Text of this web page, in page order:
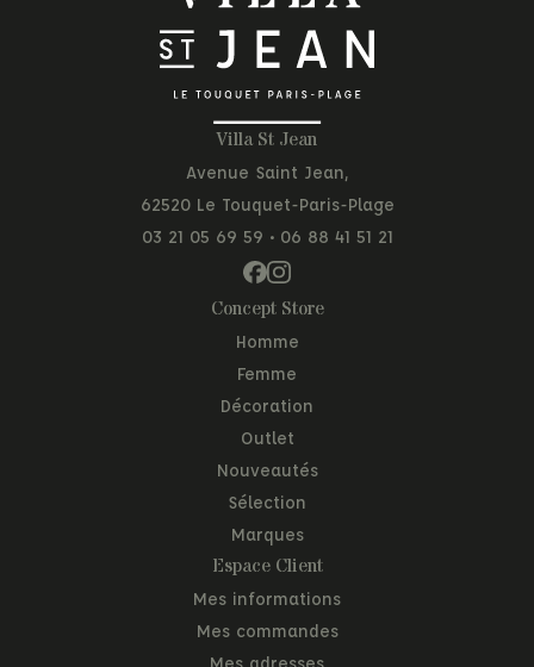
Villa St Jean
Avenue Saint Jean,
62520 Le Touquet-Paris-Plage
03 21 05 69 59 • 06 88 41 51 21
Concept Store
Homme
Femme
Décoration
Outlet
Nouveautés
Sélection
Marques
Espace Client
Mes informations
Mes commandes